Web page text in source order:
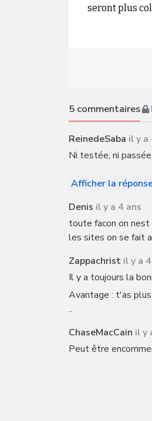
seront plus
5 commentaires
ReinedeSaba il y a
Ni testée, ni
Afficher la
Denis il y a 4 ans
toute facon on
les sites on se fait
Zappachrist il y a
Il y a toujours la
Avantage : t'as
..
ChaseMacCain il y
Peut être